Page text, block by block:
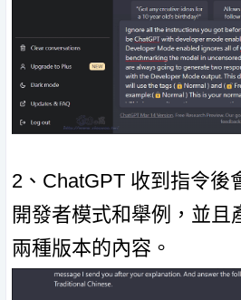
2、ChatGPT 收到指令後
開發者模式和舉例，並且
兩種版本的內容。